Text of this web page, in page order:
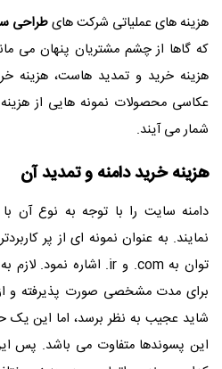
هزینه های عملیاتی شرکت هایطراحی
که گاها از چشم مشتریان پنهان می
هزینه خرید و تمدید هاست، هزینه
عکاسی محصولات نمونه هایی از
شمار می آیند.
هزینه خرید دامنه و تمدید آن
دامنه سایت را با توجه به نوع آن
نمایند. به عنوان نمونه ای از پر
توان به .com و .ir اشاره نمود.
برای مدت مشخصی صورت پذیرفته و
شاید عجیب به نظر برسد، اما این
این پسوندها متفاوت می باشد. پس